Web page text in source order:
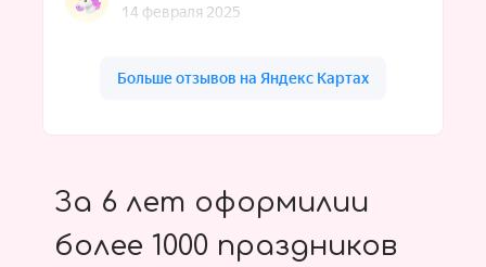
За 6 лет оформилии
более 1000 праздников